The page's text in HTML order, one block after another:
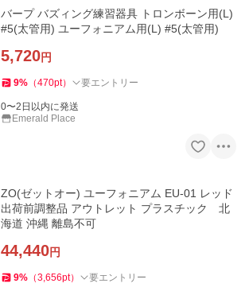
バープ バズィング練習器具 トロンボーン用(L)
#5(太管用) ユーフォニアム用(L) #5(太管用)
5,720円
9% （470pt） 要エントリー
0〜2日以内に発送
Emerald Place
ZO(ゼットオー) ユーフォニアム EU-01 レッド
出荷前調整品 アウトレット プラスチック 北
海道 沖縄 離島不可
44,440円
9% （3,656pt） 要エントリー